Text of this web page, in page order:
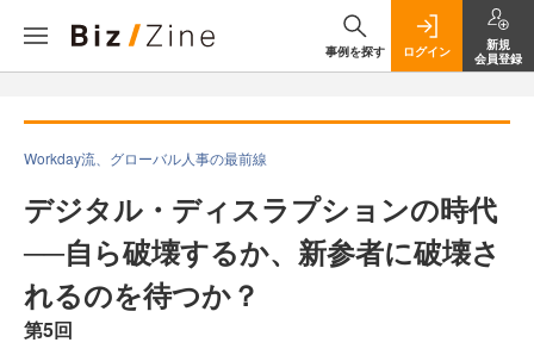
事例を探す ログイン
新規
会員登録
Workday流、グローバル人事の最前線
デジタル・ディスラプションの時代
──自ら破壊するか、新参者に破壊さ
れるのを待つか？
第5回